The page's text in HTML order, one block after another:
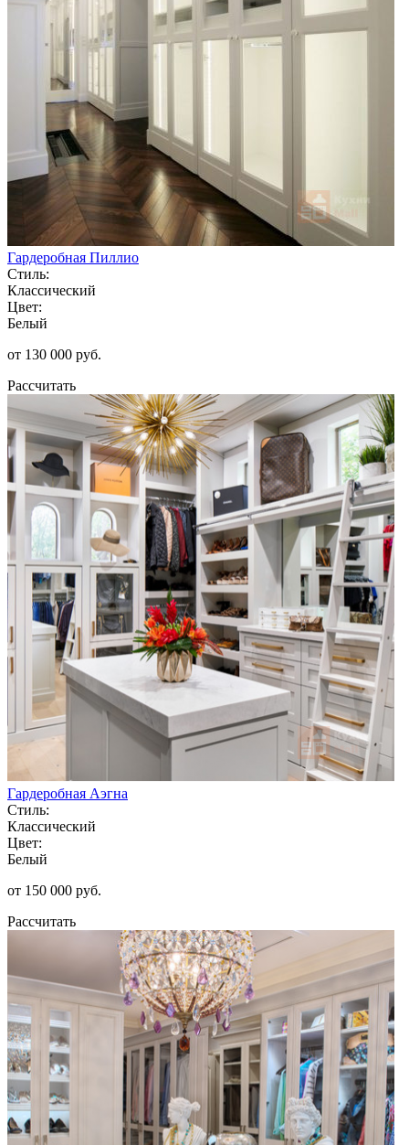
Гардеробная Пиллио
Стиль:
Классический
Цвет:
Белый
от 130 000 руб.
Рассчитать
Гардеробная Аэгна
Стиль:
Классический
Цвет:
Белый
от 150 000 руб.
Рассчитать